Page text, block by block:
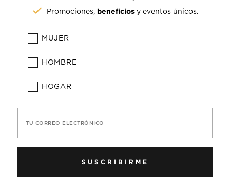
Promociones, beneficios y eventos únicos.
MUJER
HOMBRE
HOGAR
TU CORREO ELECTRÓNICO
SUSCRIBIRME